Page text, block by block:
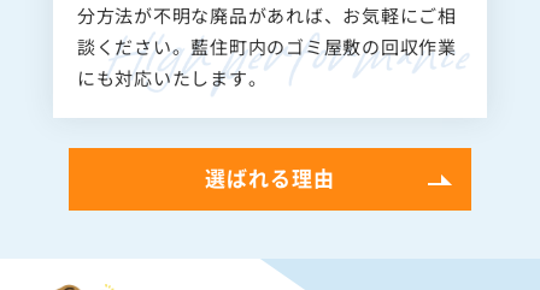
分方法が不明な廃品があれば、お気軽にご相
談ください。藍住町内のゴミ屋敷の回収作業
にも対応いたします。
選ばれる理由